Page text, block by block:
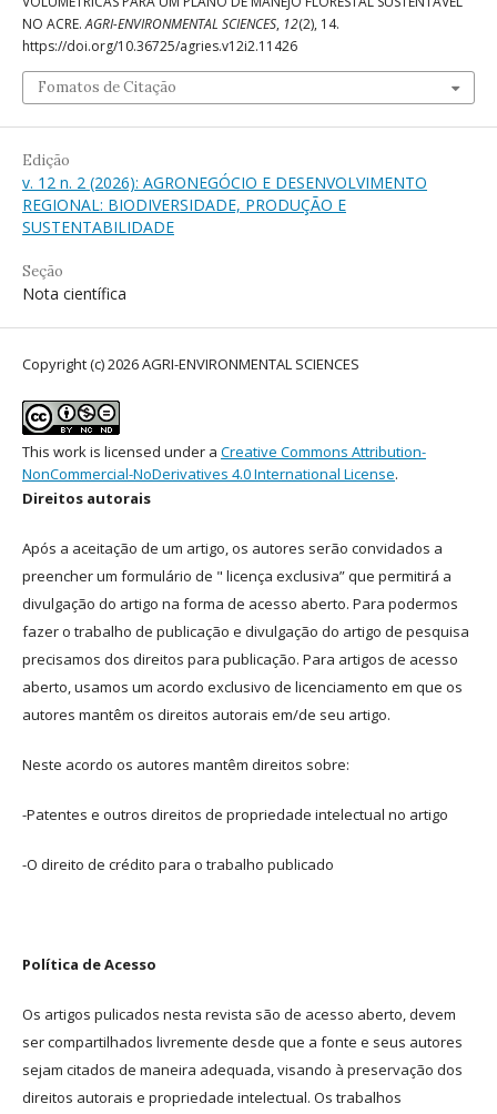
NO ACRE.AGRI-ENVIRONMENTAL SCIENCES, 12(2), 14.
https://doi.org/10.36725/agries.v12i2.11426
Fomatos de Citação
Edição
v. 12 n. 2 (2026): AGRONEGÓCIO E DESENVOLVIMENTO
REGIONAL: BIODIVERSIDADE, PRODUÇÃO E
SUSTENTABILIDADE
Seção
Nota científica
Copyright (c) 2026 AGRI-ENVIRONMENTAL SCIENCES
This work is licensed under a Creative Commons Attribution-
NonCommercial-NoDerivatives 4.0 International License.
Direitos autorais
Após a aceitação de um artigo, os autores serão convidados a
preencher um formulário de " licença exclusiva” que permitirá a
divulgação do artigo na forma de acesso aberto. Para podermos
fazer o trabalho de publicação e divulgação do artigo de pesquisa
precisamos dos direitos para publicação. Para artigos de acesso
aberto, usamos um acordo exclusivo de licenciamento em que os
autores mantêm os direitos autorais em/de seu artigo.
Neste acordo os autores mantêm direitos sobre:
-Patentes e outros direitos de propriedade intelectual no artigo
-O direito de crédito para o trabalho publicado
Política de Acesso
Os artigos pulicados nesta revista são de acesso aberto, devem
ser compartilhados livremente desde que a fonte e seus autores
sejam citados de maneira adequada, visando à preservação dos
direitos autorais e propriedade intelectual. Os trabalhos